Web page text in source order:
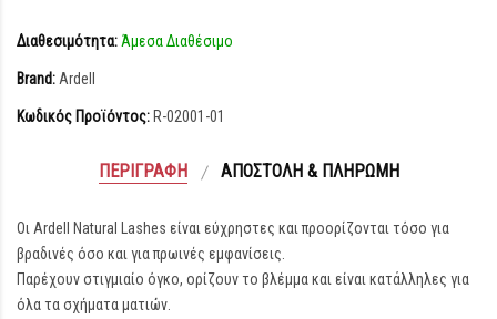
Διαθεσιμότητα: Άμεσα Διαθέσιμο
Brand: Ardell
Κωδικός Προϊόντος: R-02001-01
ΠΕΡΙΓΡΑΦΉ ΑΠΟΣΤΟΛΉ & ΠΛΗΡΩΜΉ
Οι Ardell Natural Lashes είναι εύχρηστες και προορίζονται τόσο για
βραδινές όσο και για πρωινές εμφανίσεις.
Παρέχουν στιγμιαίο όγκο, ορίζουν το βλέμμα και είναι κατάλληλες για
όλα τα σχήματα ματιών.